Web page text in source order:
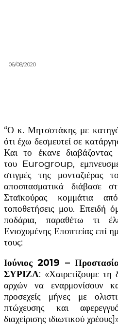
06/08/2020
“Ο κ. Μητσοτάκης με
ότι έχω δεσμευτεί σε
Και το έκανε διαβάζοντας
του Eurogroup,
στιγμές της
αποσπασματικά διάβασε
Σταϊκούρας κομμάτια
τοποθετήσεις μου. Επειδή
ποδάρια, παραθέτω τι
Ενισχυμένης Εποπτείας επί
τους:
Ιούνιος 2019 –
ΣΥΡΙΖΑ: «Χαιρετίζουμε
αρχών να εναρμονίσουν
προσεχείς μήνες με
πτώχευσης και
διαχείρισης ιδιωτικού